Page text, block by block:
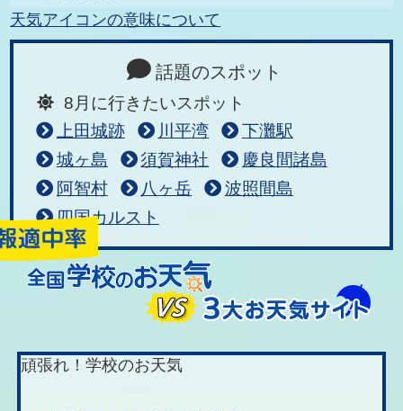
天気アイコンの意味について
話題のスポット
8月に行きたいスポット
上田城跡
川平湾
下灘駅
城ヶ島
須賀神社
慶良間諸島
阿智村
八ヶ岳
波照間島
四国カルスト
頑張れ！学校のお天気